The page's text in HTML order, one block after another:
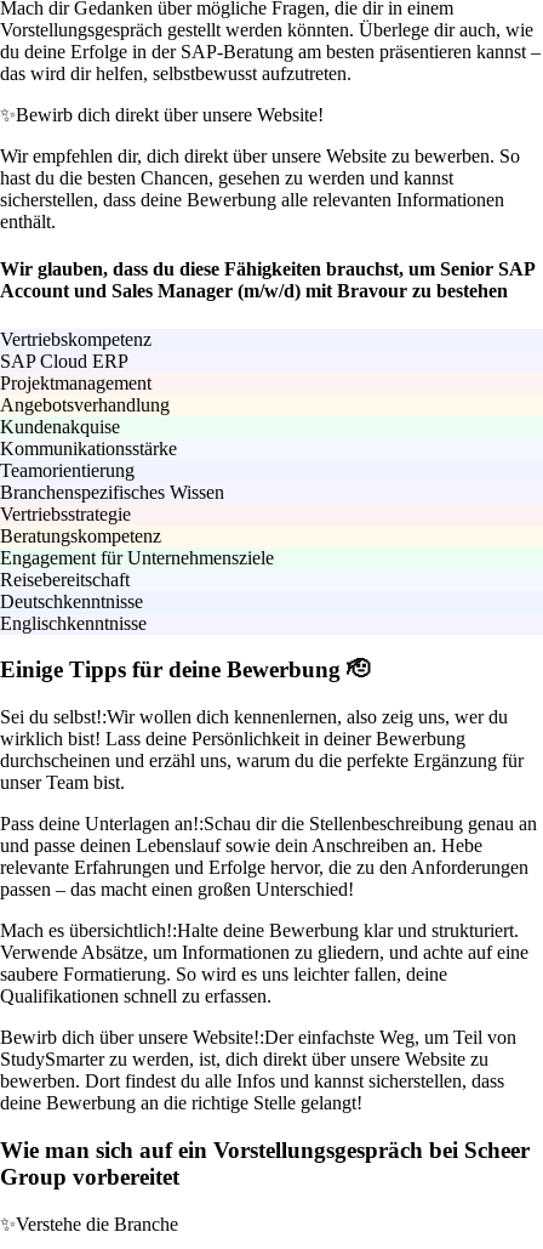
Mach dir Gedanken über mögliche Fragen, die dir in einem
Vorstellungsgespräch gestellt werden könnten. Überlege dir auch, wie
du deine Erfolge in der SAP-Beratung am besten präsentieren kannst –
das wird dir helfen, selbstbewusst aufzutreten.
✨Bewirb dich direkt über unsere Website!
Wir empfehlen dir, dich direkt über unsere Website zu bewerben. So
hast du die besten Chancen, gesehen zu werden und kannst
sicherstellen, dass deine Bewerbung alle relevanten Informationen
enthält.
Wir glauben, dass du diese Fähigkeiten brauchst, um Senior SAP
Account und Sales Manager (m/w/d) mit Bravour zu bestehen
Vertriebskompetenz
SAP Cloud ERP
Projektmanagement
Angebotsverhandlung
Kundenakquise
Kommunikationsstärke
Teamorientierung
Branchenspezifisches Wissen
Vertriebsstrategie
Beratungskompetenz
Engagement für Unternehmensziele
Reisebereitschaft
Deutschkenntnisse
Englischkenntnisse
Einige Tipps für deine Bewerbung 🫡
Sei du selbst!:Wir wollen dich kennenlernen, also zeig uns, wer du
wirklich bist! Lass deine Persönlichkeit in deiner Bewerbung
durchscheinen und erzähl uns, warum du die perfekte Ergänzung für
unser Team bist.
Pass deine Unterlagen an!:Schau dir die Stellenbeschreibung genau an
und passe deinen Lebenslauf sowie dein Anschreiben an. Hebe
relevante Erfahrungen und Erfolge hervor, die zu den Anforderungen
passen – das macht einen großen Unterschied!
Mach es übersichtlich!:Halte deine Bewerbung klar und strukturiert.
Verwende Absätze, um Informationen zu gliedern, und achte auf eine
saubere Formatierung. So wird es uns leichter fallen, deine
Qualifikationen schnell zu erfassen.
Bewirb dich über unsere Website!:Der einfachste Weg, um Teil von
StudySmarter zu werden, ist, dich direkt über unsere Website zu
bewerben. Dort findest du alle Infos und kannst sicherstellen, dass
deine Bewerbung an die richtige Stelle gelangt!
Wie man sich auf ein Vorstellungsgespräch bei Scheer
Group vorbereitet
✨Verstehe die Branche